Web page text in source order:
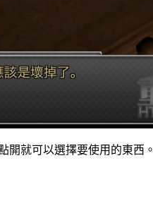
開就可以選擇要使用的東西。